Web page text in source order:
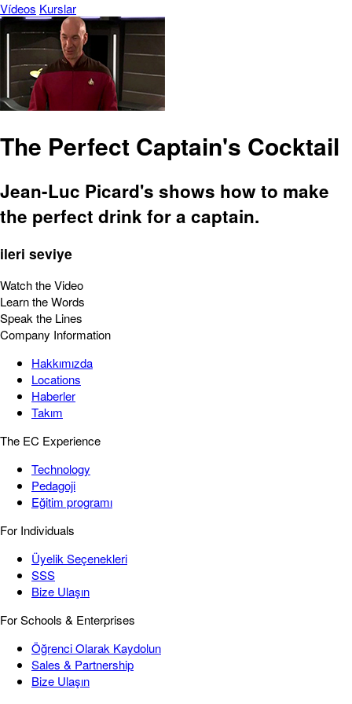
Vídeos Kurslar
The Perfect Captain's Cocktail
Jean-Luc Picard's shows how to make
the perfect drink for a captain.
ileri seviye
Watch the Video
Learn the Words
Speak the Lines
Company Information
Hakkımızda
Locations
Haberler
Takım
The EC Experience
Technology
Pedagoji
Eğitim programı
For Individuals
Üyelik Seçenekleri
SSS
Bize Ulaşın
For Schools & Enterprises
Öğrenci Olarak Kaydolun
Sales & Partnership
Bize Ulaşın